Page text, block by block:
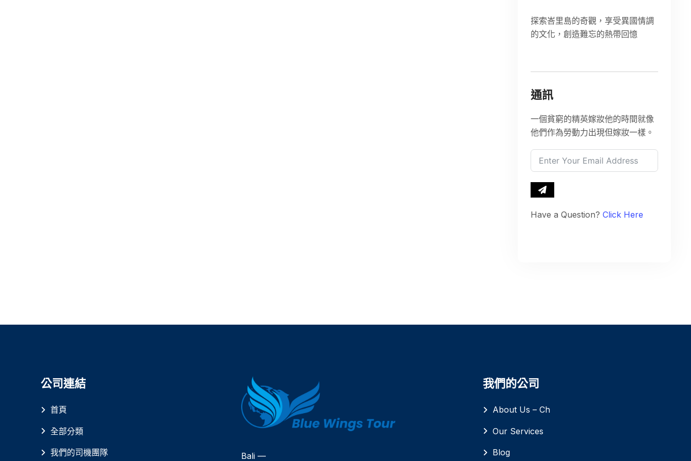
探索峇里島的奇觀，享受異國情調
的文化，創造難忘的熱帶回憶
通訊
一個貧窮的精英嫁妝他的時間就像
他們作為勞動力出現但嫁妝一樣。
Have a Question? Click Here
公司連結
首頁
全部分類
我們的司機團隊 Bali —
我們的公司
About Us – Ch
Our Services
Blog